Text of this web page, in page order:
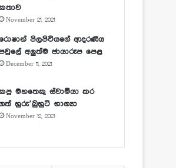
November 21, 2021
පිලපිටියගේ ආදරණීය
අලුත්ම ඡායාරූප පෙළ
December 11, 2021
මහතෙකු ස්වාමියා කර
හුරු’බුහුටි භාග්‍යා
November 12, 2021